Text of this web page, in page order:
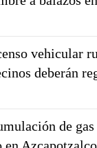
vehicular
deberán
de gas